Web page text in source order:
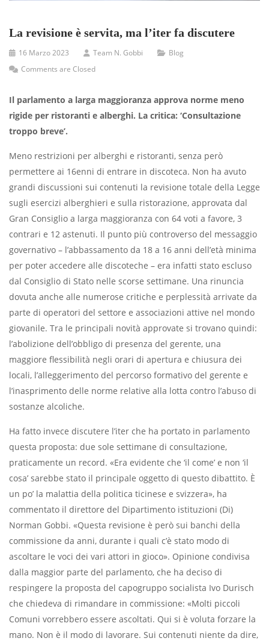
La revisione è servita, ma l’iter fa discutere
16 Marzo 2023 Team N. Gobbi
Blog
Comments are Closed
Il parlamento a larga maggioranza approva norme meno
rigide per ristoranti e alberghi. La critica: ‘Consultazione
troppo breve’.
Meno restrizioni per alberghi e ristoranti, senza però
permettere ai 16enni di entrare in discoteca. Non ha avuto
grandi discussioni sui contenuti la revisione totale della Legge
sugli esercizi alberghieri e sulla ristorazione, approvata dal
Gran Consiglio a larga maggioranza con 64 voti a favore, 3
contrari e 12 astenuti. Il punto più controverso del messaggio
governativo – l’abbassamento da 18 a 16 anni dell’età minima
per poter accedere alle discoteche – era infatti stato escluso
dal Consiglio di Stato nelle scorse settimane. Una rinuncia
dovuta anche alle numerose critiche e perplessità arrivate da
parte di operatori del settore e associazioni attive nel mondo
giovanile. Tra le principali novità approvate si trovano quindi:
l’abolizione dell’obbligo di presenza del gerente, una
maggiore flessibilità negli orari di apertura e chiusura dei
locali, l’alleggerimento del percorso formativo del gerente e
l’inasprimento delle norme relative alla lotta contro l’abuso di
sostanze alcoliche.
Ha fatto invece discutere l’iter che ha portato in parlamento
questa proposta: due sole settimane di consultazione,
praticamente un record. «Era evidente che ‘il come’ e non ‘il
cosa’ sarebbe stato il principale oggetto di questo dibattito. È
un po’ la malattia della politica ticinese e svizzera», ha
commentato il direttore del Dipartimento istituzioni (Di)
Norman Gobbi. «Questa revisione è però sui banchi della
commissione da anni, durante i quali c’è stato modo di
ascoltare le voci dei vari attori in gioco». Opinione condivisa
dalla maggior parte del parlamento, che ha deciso di
respingere la proposta del capogruppo socialista Ivo Durisch
che chiedeva di rimandare in commissione: «Molti piccoli
Comuni vorrebbero essere ascoltati. Qui si è voluta forzare la
mano. Non è il modo di lavorare. Sui contenuti niente da dire,